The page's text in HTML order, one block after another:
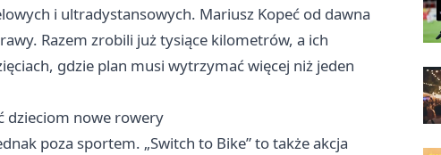
i ultradystansowych. Mariusz Kopeć od dawna
Razem zrobili już tysiące kilometrów, a ich
gdzie plan musi wytrzymać więcej niż jeden
dzieciom nowe rowery
poza sportem. „Switch to Bike” to także akcja